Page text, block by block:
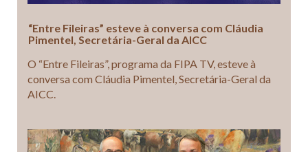
“Entre Fileiras” esteve à conversa com Cláudia
Pimentel, Secretária-Geral da AICC
O “Entre Fileiras”, programa da FIPA TV, esteve à
conversa com Cláudia Pimentel, Secretária-Geral da
AICC.